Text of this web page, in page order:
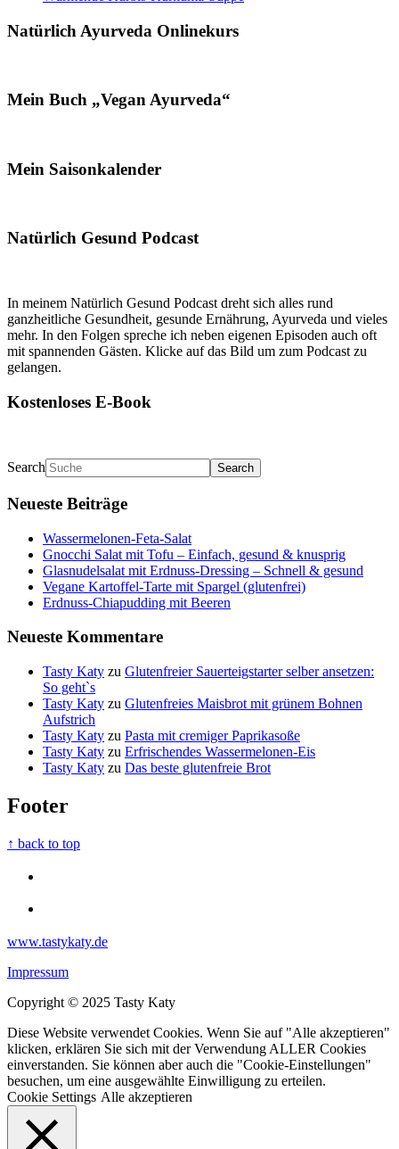
Natürlich Ayurveda Onlinekurs
Mein Buch „Vegan Ayurveda“
Mein Saisonkalender
Natürlich Gesund Podcast
In meinem Natürlich Gesund Podcast dreht sich alles rund
ganzheitliche Gesundheit, gesunde Ernährung, Ayurveda und vieles
mehr. In den Folgen spreche ich neben eigenen Episoden auch oft
mit spannenden Gästen. Klicke auf das Bild um zum Podcast zu
gelangen.
Kostenloses E-Book
Search
Neueste Beiträge
Wassermelonen-Feta-Salat
Gnocchi Salat mit Tofu – Einfach, gesund & knusprig
Glasnudelsalat mit Erdnuss-Dressing – Schnell & gesund
Vegane Kartoffel-Tarte mit Spargel (glutenfrei)
Erdnuss-Chiapudding mit Beeren
Neueste Kommentare
Tasty Katy zu Glutenfreier Sauerteigstarter selber ansetzen:
So geht`s
Tasty Katy zu Glutenfreies Maisbrot mit grünem Bohnen
Aufstrich
Tasty Katy zu Pasta mit cremiger Paprikasoße
Tasty Katy zu Erfrischendes Wassermelonen-Eis
Tasty Katy zu Das beste glutenfreie Brot
Footer
↑ back to top
www.tastykaty.de
Impressum
Copyright © 2025 Tasty Katy
Diese Website verwendet Cookies. Wenn Sie auf "Alle akzeptieren"
klicken, erklären Sie sich mit der Verwendung ALLER Cookies
einverstanden. Sie können aber auch die "Cookie-Einstellungen"
besuchen, um eine ausgewählte Einwilligung zu erteilen.
Cookie Settings Alle akzeptieren